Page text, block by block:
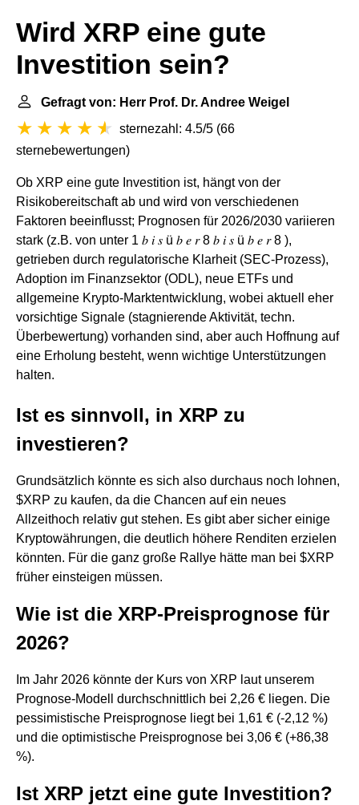
Wird XRP eine gute
Investition sein?
Gefragt von: Herr Prof. Dr. Andree Weigel
sternezahl: 4.5/5 (66
sternebewertungen)
Ob XRP eine gute Investition ist, hängt von der
Risikobereitschaft ab und wird von verschiedenen
Faktoren beeinflusst; Prognosen für 2026/2030 variieren
stark (z.B. von unter 1 𝑏 𝑖 𝑠 ü 𝑏 𝑒 𝑟 8 𝑏 𝑖 𝑠 ü 𝑏 𝑒 𝑟 8 ),
getrieben durch regulatorische Klarheit (SEC-Prozess),
Adoption im Finanzsektor (ODL), neue ETFs und
allgemeine Krypto-Marktentwicklung, wobei aktuell eher
vorsichtige Signale (stagnierende Aktivität, techn.
Überbewertung) vorhanden sind, aber auch Hoffnung auf
eine Erholung besteht, wenn wichtige Unterstützungen
halten.
Ist es sinnvoll, in XRP zu
investieren?
Grundsätzlich könnte es sich also durchaus noch lohnen,
$XRP zu kaufen, da die Chancen auf ein neues
Allzeithoch relativ gut stehen. Es gibt aber sicher einige
Kryptowährungen, die deutlich höhere Renditen erzielen
könnten. Für die ganz große Rallye hätte man bei $XRP
früher einsteigen müssen.
Wie ist die XRP-Preisprognose für
2026?
Im Jahr 2026 könnte der Kurs von XRP laut unserem
Prognose-Modell durchschnittlich bei 2,26 € liegen. Die
pessimistische Preisprognose liegt bei 1,61 € (-2,12 %)
und die optimistische Preisprognose bei 3,06 € (+86,38
%).
Ist XRP jetzt eine gute Investition?